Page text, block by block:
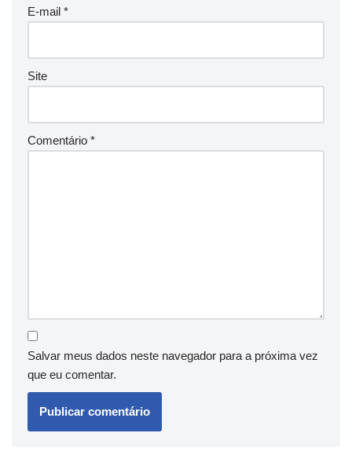
E-mail *
Site
Comentário *
Salvar meus dados neste navegador para a próxima vez
que eu comentar.